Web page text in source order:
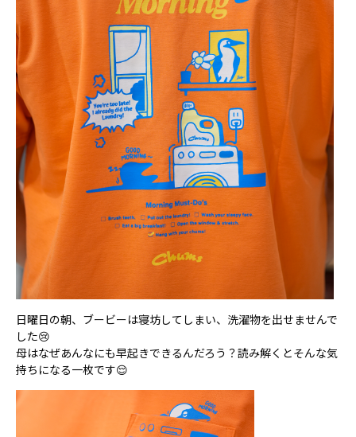
日曜日の朝、ブービーは寝坊してしまい、洗濯物を出せませんで
した😢
母はなぜあんなにも早起きできるんだろう？読み解くとそんな気
持ちになる一枚です😌